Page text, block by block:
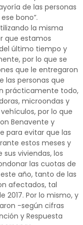
de las personas
bono”.
la misma
que estamos
último tiempo y
por lo que se
que le entregaron
las personas que
prácticamente todo,
microondas y
por lo que
Benavente y
para evitar que las
estos meses y
viviendas, los
las cuotas de
año, tanto de las
afectados, tal
2017. Por lo mismo, y
-según cifras
y Respuesta